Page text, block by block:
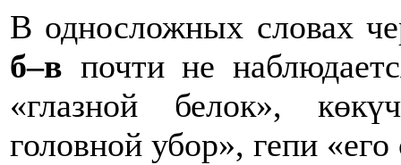
В односложных словах
б–в почти не
«глазной белок»,
головной убор», гепи «его